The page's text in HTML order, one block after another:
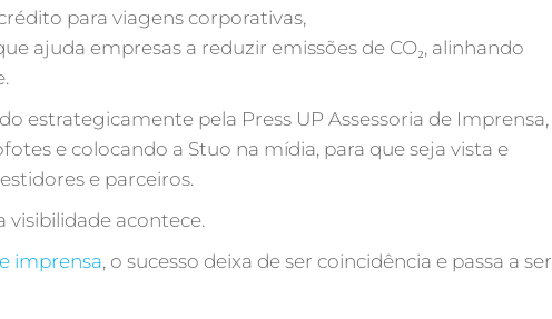
para viagens corporativas,
ajuda empresas a reduzir emissões de CO₂, alinhando
estrategicamente pela Press UP Assessoria de Imprensa,
e colocando a Stuo na mídia, para que seja vista e
e parceiros.
visibilidade acontece.
imprensa, o sucesso deixa de ser coincidência e passa a ser